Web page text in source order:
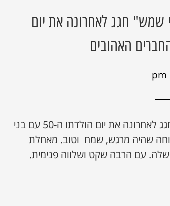
שמש" חגג לאחרונה את יום
גולן וקנין האלוף, המוכר לנו מ"מי שמש" חגג לאחרונה את יום הולדתו ה-50 עם בני
שהיה מרגש, שמח וטוב. מאחלת
עם הרבה שקט ושלווה פנימית.